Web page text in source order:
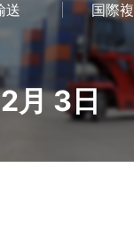
月 3日
送 国際